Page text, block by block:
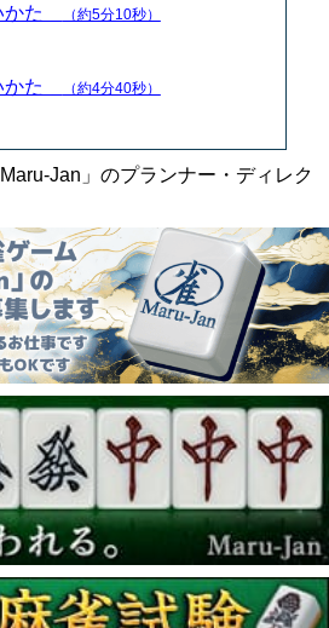
かた （約5分10秒）
かた （約4分40秒）
Jan」のプランナー・ディレク